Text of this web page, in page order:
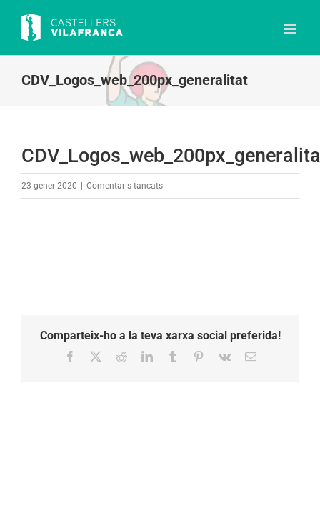
content
CDV_Logos_web_200px_generalitat
23 gener 2020 Comentaris tancatsa
Comparteix-ho a la teva xarxa social preferida!
Facebook RedditLinkedInTumblr Pinterest
Vk Email: